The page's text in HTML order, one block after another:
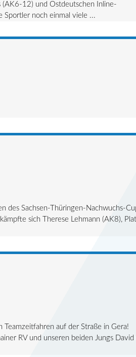
(AK6-12) und Ostdeutschen Inline-
Sportler noch einmal viele ...
des Sachsen-Thüringen-Nachwuchs-
sich Therese Lehmann (AK8),
auf der Straße in Gera!
RV und unseren beiden Jungs David